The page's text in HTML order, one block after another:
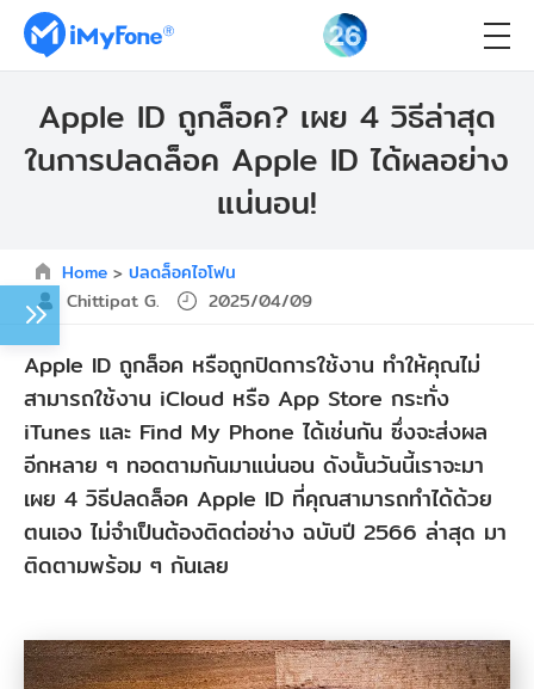
Apple ID ถูกล็อค? เผย 4 วิธีล่าสุด
ในการปลดล็อค Apple ID ได้ผลอย่าง
แน่นอน!
Home > ปลดล็อคไอโฟน
Chittipat G.
2025/04/09
Apple ID ถูกล็อค หรือถูกปิดการใช้งาน ทำให้คุณไม่
สามารถใช้งาน iCloud หรือ App Store กระทั่ง
iTunes และ Find My Phone ได้เช่นกัน ซึ่งจะส่งผล
อีกหลาย ๆ ทอดตามกันมาแน่นอน ดังนั้นวันนี้เราจะมา
เผย 4 วิธีปลดล็อค Apple ID ที่คุณสามารถทำได้ด้วย
ตนเอง ไม่จำเป็นต้องติดต่อช่าง ฉบับปี 2566 ล่าสุด มา
ติดตามพร้อม ๆ กันเลย